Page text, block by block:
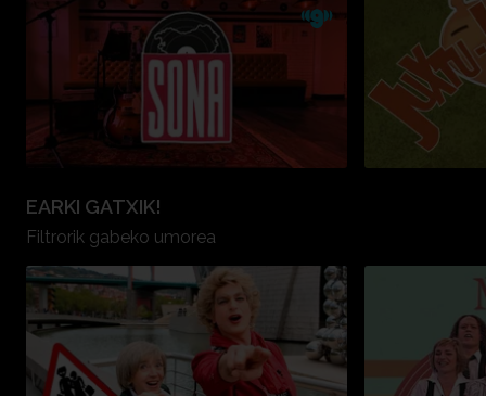
EARKI GATXIK!
Filtrorik gabeko umorea